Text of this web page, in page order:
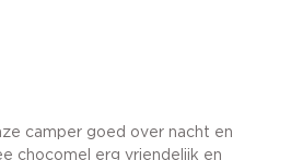
camper goed over nacht en
chocomel erg vriendelijk en